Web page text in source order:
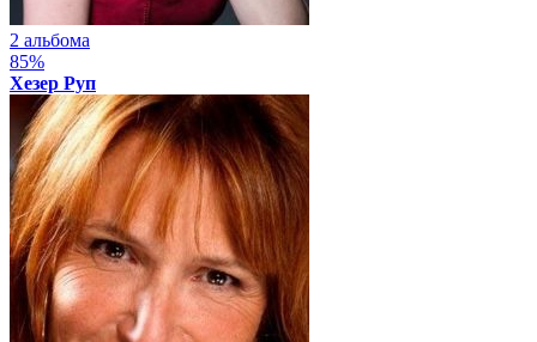
2 альбома
85%
Хезер Руп